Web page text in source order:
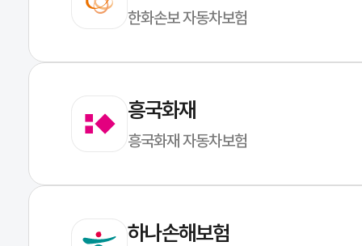
한화손보 자동차보험
흥국화재
흥국화재 자동차보험
하나손해보험